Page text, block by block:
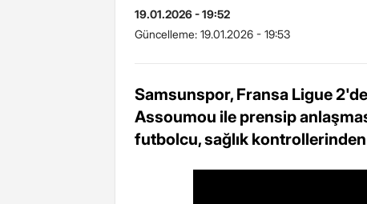
19.01.2026 - 19:52
Güncelleme: 19.01.2026 - 19:53
Samsunspor, Fransa Ligue
Assoumou ile prensip
futbolcu, sağlık